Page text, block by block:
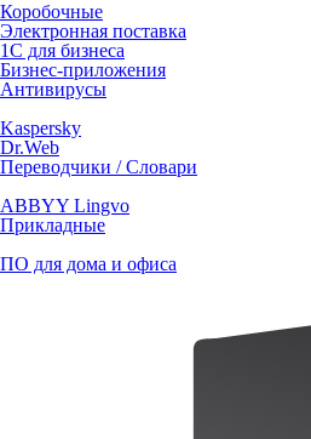
Коробочные
Электронная поставка
1С для бизнеса
Бизнес-приложения
Антивирусы
Kaspersky
Dr.Web
Переводчики / Словари
ABBYY Lingvo
Прикладные
ПО для дома и офиса